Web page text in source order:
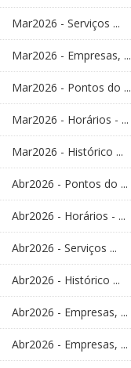
Mar2026 - Serviços ...
Mar2026 - Empresas, ...
Mar2026 - Pontos do ...
Mar2026 - Horários - ...
Mar2026 - Histórico ...
Abr2026 - Pontos do ...
Abr2026 - Horários - ...
Abr2026 - Serviços ...
Abr2026 - Histórico ...
Abr2026 - Empresas, ...
Abr2026 - Empresas, ...